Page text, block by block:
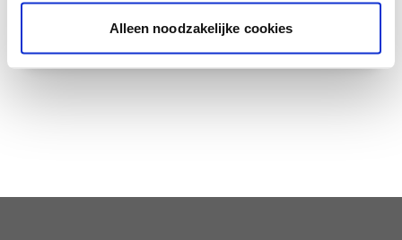
Alleen noodzakelijke cookies
van je muren.